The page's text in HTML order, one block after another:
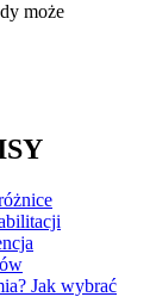
może
Jak wybrać